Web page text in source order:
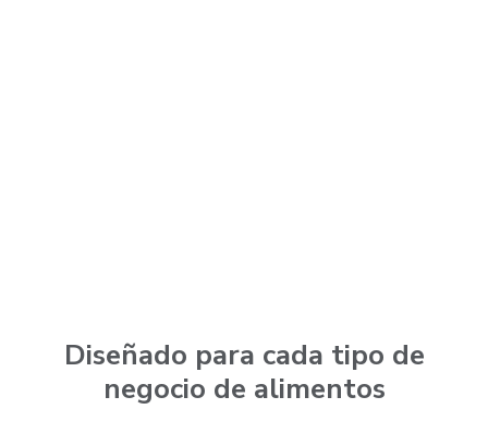
Diseñado para cada tipo de
negocio de alimentos